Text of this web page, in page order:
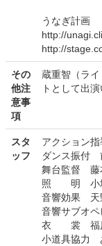
うなぎ計画
http://
http://
その
他注
意事
項
蔵重智（ラ
トとして出演
スタ
ッフ
アクション
ダンス振付
舞台監督 藤
照 明 小
音響効果 天
音響サブオ
衣 裳 福
小道具協力